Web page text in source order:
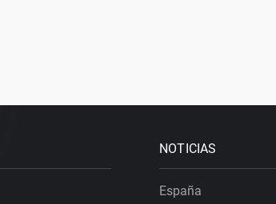
NOTICIAS
España